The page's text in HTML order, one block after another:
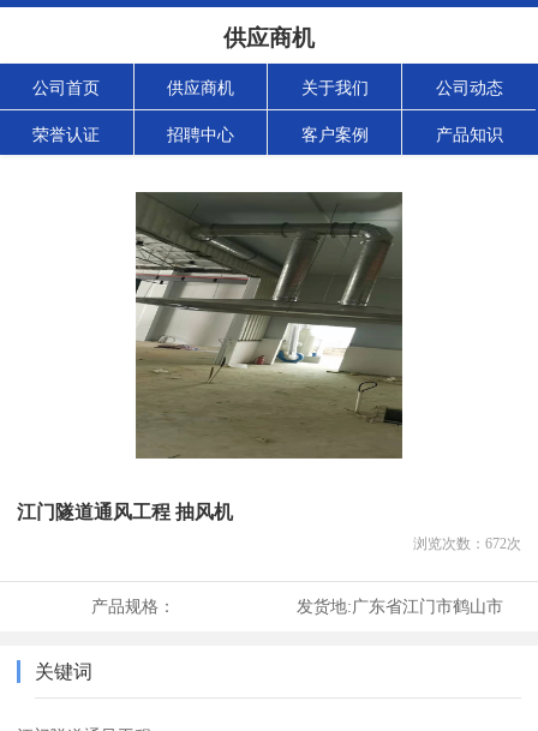
供应商机
公司首页 供应商机 关于我们 公司动态
荣誉认证 招聘中心 客户案例 产品知识
江门隧道通风工程 抽风机
浏览次数： 672次
产品规格： 发货地:广东省江门市鹤山市
关键词